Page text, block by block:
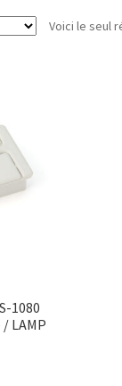
Voici le seul
1080
LAMP